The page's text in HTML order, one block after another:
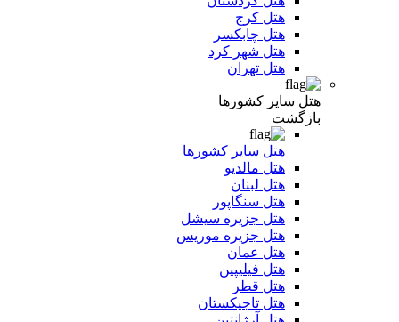
هتل کرج
هتل چابکسر
هتل شهر کرد
هتل تهران
هتل سایر کشورها
بازگشت
هتل سایر کشورها
هتل مالدیو
هتل لبنان
هتل سنگاپور
هتل جزیره سیشل
هتل جزیره موریس
هتل عمان
هتل فیلیپین
هتل قطر
هتل تاجیکستان